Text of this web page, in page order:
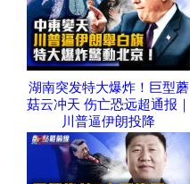
湖南突发特大爆炸！巨型蘑
菇云冲天 伤亡恐远超通报｜
川普逼伊朗投降